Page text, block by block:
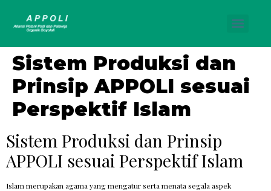
Sistem Produksi dan
Prinsip APPOLI sesuai
Perspektif Islam
Sistem Produksi dan Prinsip
APPOLI sesuai Perspektif Islam
Islam merupakan agama yang mengatur serta menata segala aspek